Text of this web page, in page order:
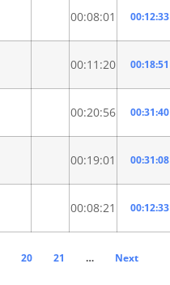
00:08:01 00:12:33
00:11:20 00:18:51
00:20:56 00:31:40
00:19:01 00:31:08
00:08:21 00:12:33
20 21 … Next